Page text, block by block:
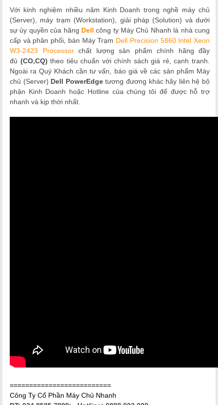
Với kinh nghiệm nhiều năm Kinh Doanh trong nghề máy chủ
(Server), máy trạm (Workstation), giải pháp (Solution) và dưới
sự ủy quyền của hãng Dell công ty Máy Chủ Nhanh là nhà cung
cấp và phân phối, bán Máy Trạm Dell Precision 5860 Intel Xeon
W3-2423 Processor chất lượng sản phẩm chính hãng đầy
đủ (CO,CQ) theo tiêu chuẩn với chính sách giá rẻ, cạnh tranh.
Ngoài ra Quý Khách cần tư vấn, báo giá về các sản phẩm Máy
chủ (Server) Dell PowerEdgetương đương khác hãy liên hệ bộ
phận Kinh Doanh hoặc Hotline của chúng tôi để được hỗ trợ
nhanh và kịp thời nhất.
==========================
Công Ty Cổ Phần Máy Chủ Nhanh